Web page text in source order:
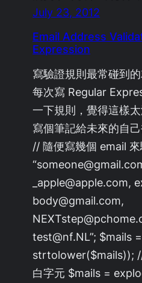
July 23, 2012
Email Address
Expression
寫驗證規則最常碰到
每次寫 Regular
一下規則，覺得這樣
寫個筆記給未來的自
// 隨便寫幾個 email
_apple@apple.com,
body@gmail.com,
test@nf.NL”; $mails =
strtolower($mails));
白字元 $mails =